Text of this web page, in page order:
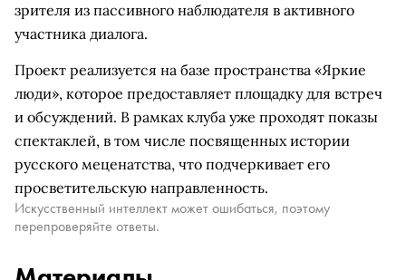
зрителя из пассивного наблюдателя в активного
участника диалога.
Проект реализуется на базе пространства «Яркие
люди», которое предоставляет площадку для встреч
и обсуждений. В рамках клуба уже проходят показы
спектаклей, в том числе посвященных истории
русского меценатства, что подчеркивает его
просветительскую направленность.
Искусственный интеллект может ошибаться, поэтому
перепроверяйте ответы.